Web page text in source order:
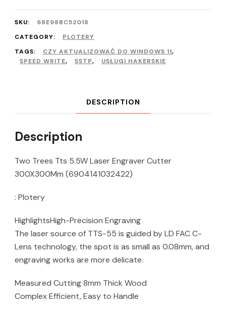
SKU:
68E98BC52018
CATEGORY:
PLOTERY
TAGS:
CZY AKTUALIZOWAĆ DO WINDOWS 11,
SPEED WRITE, SSTP, USŁUGI HAKERSKIE
DESCRIPTION
Description
Two Trees Tts 5.5W Laser Engraver Cutter
300X300Mm (6904141032422)
: Plotery
HighlightsHigh-Precision Engraving
The laser source of TTS-55 is guided by LD FAC C-
Lens technology, the spot is as small as 0.08mm, and
engraving works are more delicate.
Measured Cutting 8mm Thick Wood
Complex Efficient, Easy to Handle